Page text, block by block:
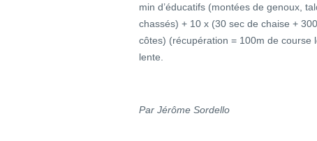
min d’éducatifs (montées de genoux,
chassés) + 10 x (30 sec de chaise +
côtes) (récupération = 100m de course
lente.
Par Jérôme Sordello